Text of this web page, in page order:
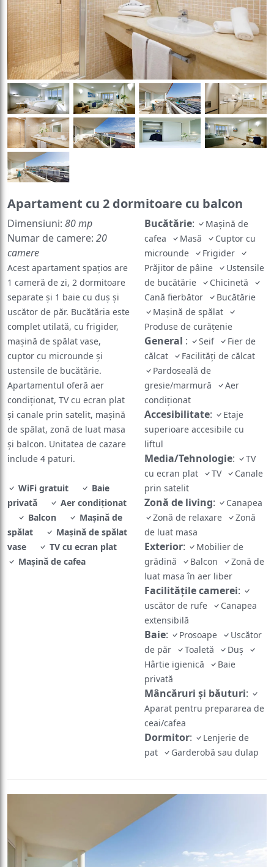
Apartament cu 2 dormitoare cu balcon
Dimensiuni: 80 mp
Numar de camere: 20
camere
Acest apartament spațios are
1 cameră de zi, 2 dormitoare
separate și 1 baie cu duș și
uscător de păr. Bucătăria este
complet utilată, cu frigider,
mașină de spălat vase,
cuptor cu microunde și
ustensile de bucătărie.
Apartamentul oferă aer
condiționat, TV cu ecran plat
și canale prin satelit, mașină
de spălat, zonă de luat masa
și balcon. Unitatea de cazare
include 4 paturi.
WiFi gratuit
Baie
privată
Aer condiţionat
Balcon
Maşină de
spălat
Maşină de spălat
vase
TV cu ecran plat
Mașină de cafea
Bucătărie:
Mașină de
cafea
Masă
Cuptor cu
microunde
Frigider
Prăjitor de pâine
Ustensile
de bucătărie
Chicinetă
Cană fierbător
Bucătărie
Maşină de spălat
Produse de curățenie
General : Seif
Fier de
călcat
Facilităţi de călcat
Pardoseală de
gresie/marmură
Aer
condiţionat
Accesibilitate:
Etaje
superioare accesibile cu
liftul
Media/Tehnologie:
TV
cu ecran plat
TV
Canale
prin satelit
Zonă de living:
Canapea
Zonă de relaxare
Zonă
de luat masa
Exterior:
Mobilier de
grădină
Balcon
Zonă de
luat masa în aer liber
Facilităţile camerei:
uscător de rufe
Canapea
extensibilă
Baie: Prosoape
Uscător
de păr
Toaletă
Duş
Hârtie igienică
Baie
privată
Mâncăruri și băuturi:
Aparat pentru prepararea de
ceai/cafea
Dormitor:
Lenjerie de
pat
Garderobă sau dulap